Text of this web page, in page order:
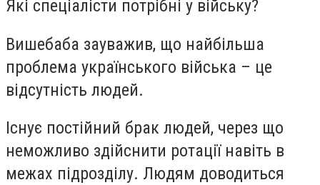
Які спеціалісти потрібні у війську?
Вишебаба зауважив, що найбільша
проблема українського війська – це
відсутність людей.
Існує постійний брак людей, через що
неможливо здійснити ротації навіть в
межах підрозділу. Людям доводиться